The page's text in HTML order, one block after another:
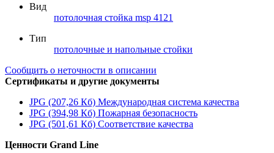
Вид
потолочная стойка msp 4121
Тип
потолочные и напольные стойки
Сообщить о неточности в описании
Сертификаты и другие документы
JPG (207,26 Кб) Международная система качества
JPG (394,98 Кб) Пожарная безопасность
JPG (501,61 Кб) Соответствие качества
Ценности Grand Line